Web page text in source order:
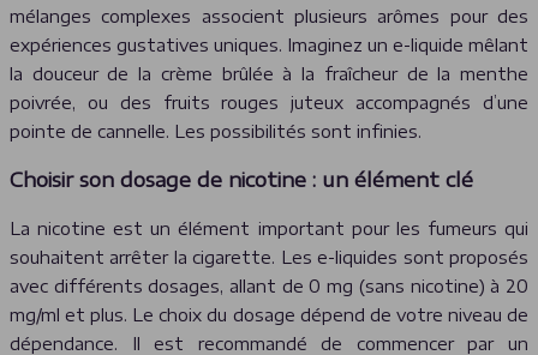
mélanges complexes associent plusieurs arômes pour des
expériences gustatives uniques. Imaginez un e-liquide mêlant
la douceur de la crème brûlée à la fraîcheur de la menthe
poivrée, ou des fruits rouges juteux accompagnés d’une
pointe de cannelle. Les possibilités sont infinies.
Choisir son dosage de nicotine : un élément clé
La nicotine est un élément important pour les fumeurs qui
souhaitent arrêter la cigarette. Les e-liquides sont proposés
avec différents dosages, allant de 0 mg (sans nicotine) à 20
mg/ml et plus. Le choix du dosage dépend de votre niveau de
dépendance. Il est recommandé de commencer par un